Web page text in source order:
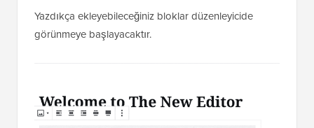
Yazdıkça ekleyebileceğiniz bloklar düzenleyicide
görünmeye başlayacaktır.